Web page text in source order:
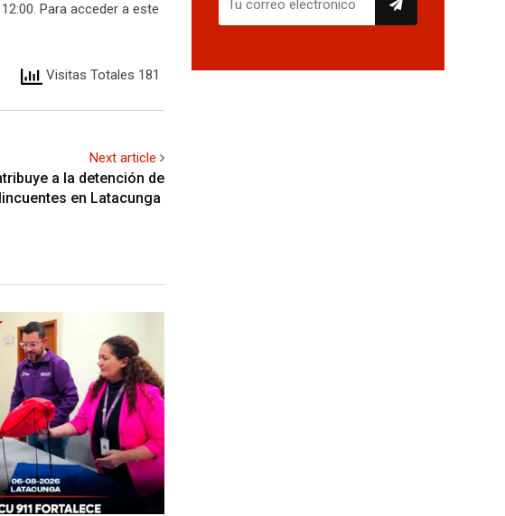
Para acceder a este
Visitas Totales 181
Next article
a la detención de
en Latacunga